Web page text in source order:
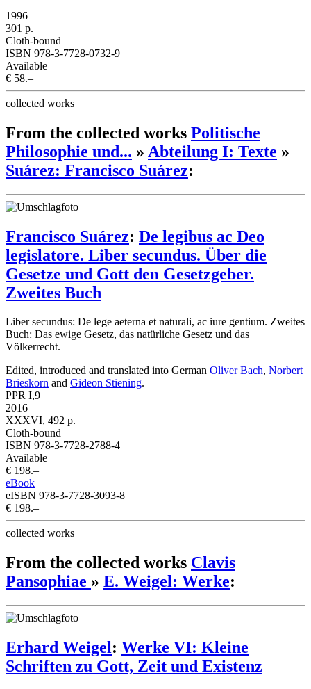
1996
301 p.
Cloth-bound
ISBN 978-3-7728-0732-9
Available
€ 58.–
collected works
From the collected works Politische
Philosophie und... » Abteilung I: Texte »
Suárez: Francisco Suárez:
Francisco Suárez: De legibus ac Deo
legislatore. Liber secundus. Über die
Gesetze und Gott den Gesetzgeber.
Zweites Buch
Liber secundus: De lege aeterna et naturali, ac iure gentium. Zweites
Buch: Das ewige Gesetz, das natürliche Gesetz und das
Völkerrecht.
Edited, introduced and translated into German Oliver Bach, Norbert
Brieskorn and Gideon Stiening.
PPR I,9
2016
XXXVI, 492 p.
Cloth-bound
ISBN 978-3-7728-2788-4
Available
€ 198.–
eBook
eISBN 978-3-7728-3093-8
€ 198.–
collected works
From the collected works Clavis
Pansophiae » E. Weigel: Werke:
Erhard Weigel : Werke VI: Kleine
Schriften zu Gott, Zeit und Existenz